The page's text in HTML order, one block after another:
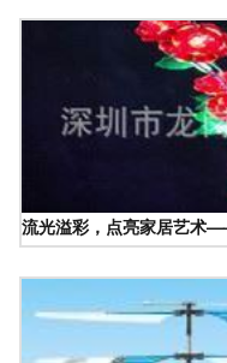
流光溢彩，点亮家居艺术